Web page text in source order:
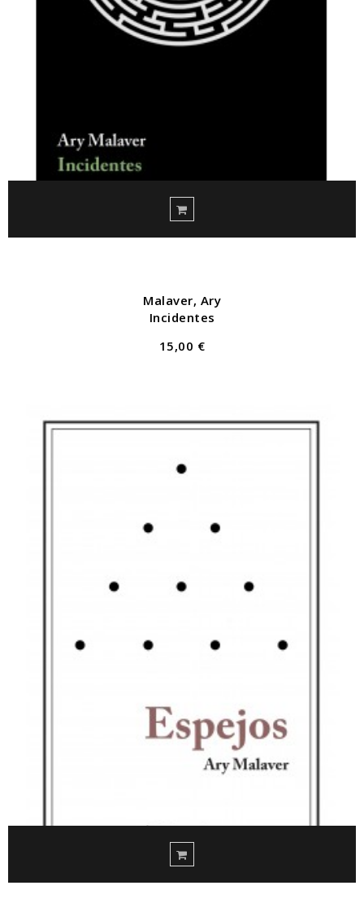
Malaver, Ary
Incidentes
15,00 €